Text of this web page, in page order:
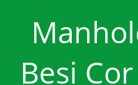
Besi